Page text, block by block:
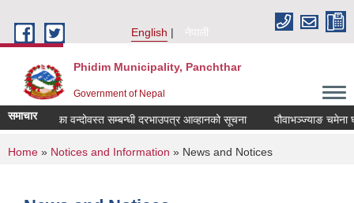
English
नेपाली
Phidim Municipality, Panchthar
Government of Nepal
समाचारघर ठेका वन्दोवस्त सम्बन्धी दरभाउपत्र आव्हानको सूचना पौवाभञ्ज्याङ चमेना
You are here
Home » Notices and Information » News and Notices